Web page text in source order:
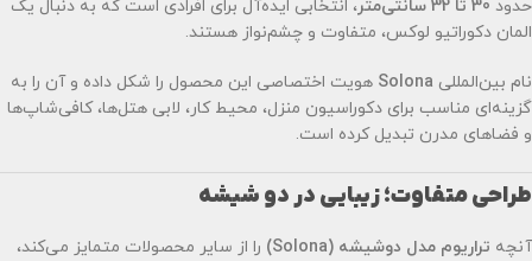
حدود 30 تا 32 سانتی‌متر
، انتخابی ایده‌آل برای افرادی است که به دنبال یک
المان دکوراتیو لوکس، متفاوت و چشم‌نواز هستند.
نام بین‌المللی Solona هویت اختصاصی این محصول را شکل داده و آن را به
گزینه‌ای مناسب برای دکوراسیون منزل، محیط کار، لابی هتل‌ها، کافی‌شاپ‌ها
و فضاهای مدرن تبدیل کرده است.
طراحی متفاوت؛ زیبایی در دو شیشه
آنچه تراریوم مدل دوشیشه (Solona)
را از سایر محصولات متمایز می‌کند،